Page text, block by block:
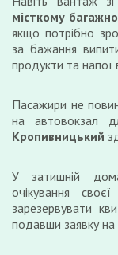
місткому
якщо потрібно
за бажання
продукти та напої
Пасажири не
на автовокзал
Кропивницький
У затишній
очікування
зарезервувати
подавши заявку на